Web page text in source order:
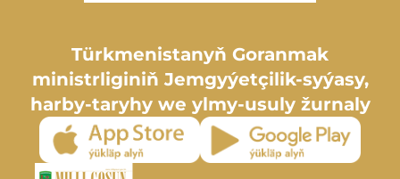
Türkmenistanyň Goranmak
ministrliginiň Jemgyýetçilik-syýasy,
harby-taryhy we ylmy-usuly žurnaly